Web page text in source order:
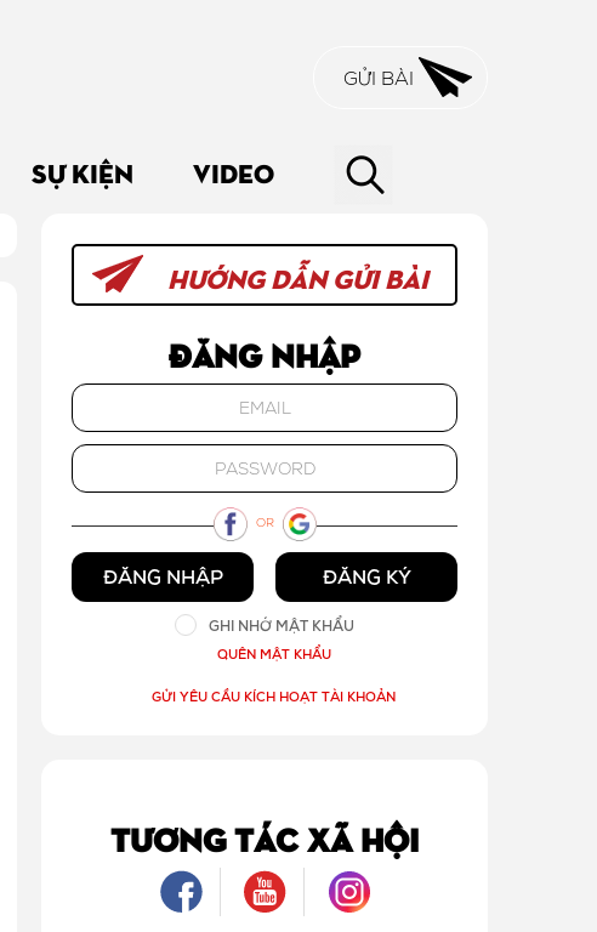
GỬI BÀI
SỰ KIỆN VIDEO
HƯỚNG DẪN GỬI BÀI
Đăng nhập
OR
ĐĂNG NHẬP ĐĂNG KÝ
GHI NHỚ MẬT KHẨU
QUÊN MẬT KHẨU
GỬI YÊU CẦU KÍCH HOẠT TÀI KHOẢN
TƯƠNG TÁC XÃ HỘI